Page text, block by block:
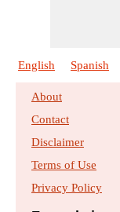
English Spanish
About
Contact
Disclaimer
Terms of Use
Privacy Policy